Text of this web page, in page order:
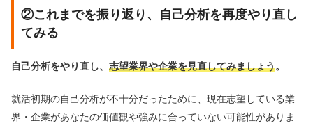
②これまでを振り返り、自己分析を再度やり直し
てみる
自己分析をやり直し、 志望業界や企業を見直してみましょう。
就活初期の自己分析が不十分だったために、現在志望している業
界・企業があなたの価値観や強みに合っていない可能性がありま